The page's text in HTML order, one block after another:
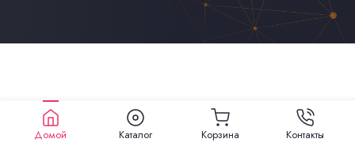
Домой Каталог Корзина Контакты